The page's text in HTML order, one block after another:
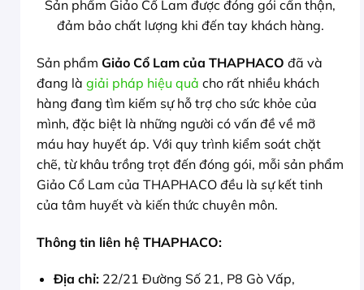
Sản phẩm Giảo Cổ Lam được đóng gói cẩn thận,
đảm bảo chất lượng khi đến tay khách hàng.
Sản phẩm Giảo Cổ Lam của THAPHACO đã và
đang là giải pháp hiệu quả cho rất nhiều khách
hàng đang tìm kiếm sự hỗ trợ cho sức khỏe của
mình, đặc biệt là những người có vấn đề về mỡ
máu hay huyết áp. Với quy trình kiểm soát chặt
chẽ, từ khâu trồng trọt đến đóng gói, mỗi sản phẩm
Giảo Cổ Lam của THAPHACO đều là sự kết tinh
của tâm huyết và kiến thức chuyên môn.
Thông tin liên hệ THAPHACO:
Địa chỉ:22/21 Đường Số 21, P8 Gò Vấp,